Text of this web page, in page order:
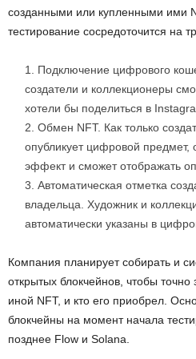
созданными или купленными ими
тестирование сосредоточится на
Подключение цифрового
создатели и коллекционеры
хотели бы поделиться в
Обмен NFT. Как только
опубликует цифровой
эффект и сможет отображать
Автоматическая отметка
владельца. Художник и
автоматически указаны в
Компания планирует собирать и
открытых блокчейнов, чтобы точно
иной NFT, и кто его приобрел.
блокчейны на момент начала
позднее Flow и Solana.